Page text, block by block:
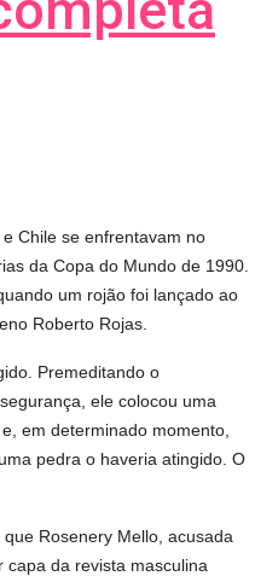
Chile se enfrentavam no
da Copa do Mundo de 1990.
um rojão foi lançado ao
Roberto Rojas.
Premeditando o
ele colocou uma
em determinado momento,
pedra o haveria atingido. O
Rosenery Mello, acusada
da revista masculina